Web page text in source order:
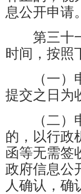
息公开申请
第三十
时间，按照
（一
提交之日为
（二
的，以行政
函等无需签
政府信息公
人确认，确